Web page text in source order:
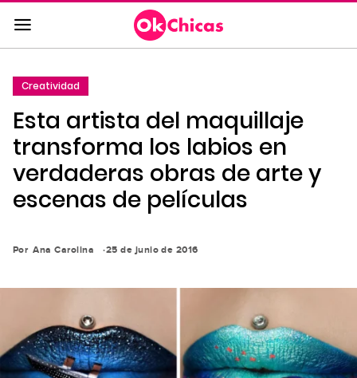
Saltar
al
contenido
a
la
navegación
principal
Creatividad
Esta artista del maquillaje
transforma los labios en
verdaderas obras de arte y
escenas de películas
Por Ana Carolina 25 de junio de 2016